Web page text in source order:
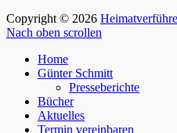
Copyright © 2026
Nach oben scrollen
Home
Günter Schmitt
Presseberichte
Bücher
Aktuelles
Termin vereinbaren